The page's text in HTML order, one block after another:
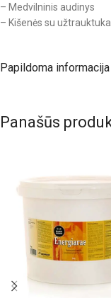
– Medvilninis audinys
– Kišenės su
Papildoma informacija
Panašūs